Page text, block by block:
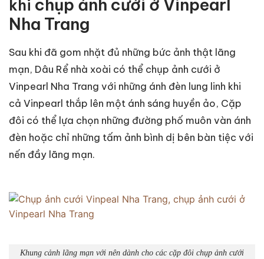
khi chụp ảnh cưới ở Vinpearl
Nha Trang
Sau khi đã gom nhặt đủ những bức ảnh thật lãng
mạn, Dâu Rể nhà xoài có thể chụp ảnh cưới ở
Vinpearl Nha Trang với những ánh đèn lung linh khi
cả Vinpearl thắp lên một ánh sáng huyền ảo, Cặp
đôi có thể lựa chọn những đường phố muôn vàn ánh
đèn hoặc chỉ những tấm ảnh bình dị bên bàn tiệc với
nến đầy lãng mạn.
Khung cảnh lãng mạn với nên dành cho các cặp đôi chụp ảnh cưới